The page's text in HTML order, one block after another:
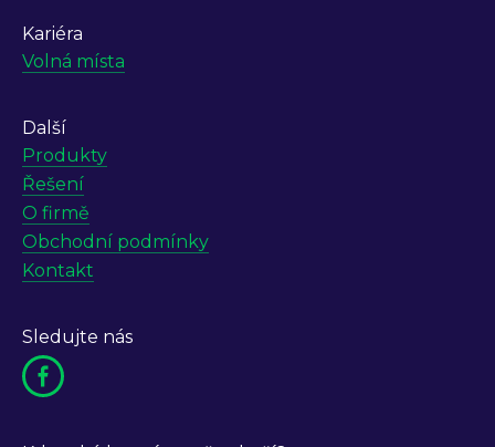
Kariéra
Volná místa
Další
Produkty
Řešení
O firmě
Obchodní podmínky
Kontakt
Sledujte nás